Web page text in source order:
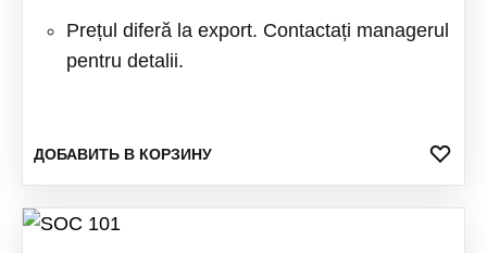
Prețul diferă la export. Contactați managerul
pentru detalii.
ДОБАВИТЬ В КОРЗИНУ